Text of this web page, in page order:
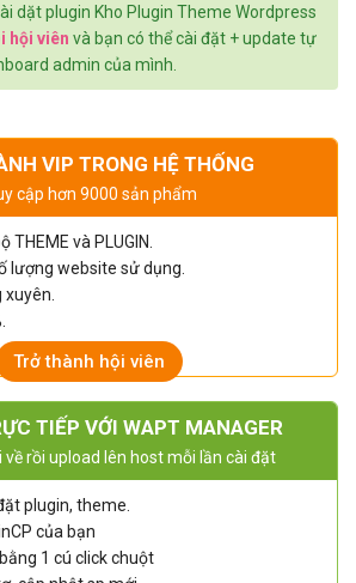
dặt plugin Kho Plugin Theme Wordpress
hội viên và bạn có thể cài đặt + update tự
admin của mình.
VIP TRONG HỆ THỐNG
cập hơn 9000 sản phẩm
và PLUGIN.
lượng website sử dụng.
Trở thành hội viên
TIẾP VỚI WAPT MANAGER
về rồi upload lên host mỗi lần cài đặt
plugin, theme.
của bạn
1 cú click chuột